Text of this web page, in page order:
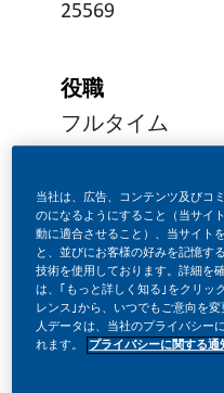
25569
役職
フルタイム
投稿日
04/15/2026
当社は、広告、コンテンツ及びコ
のになるようにすること（当サイ
動に適合させること）、当サイト
と、並びにお客様の好みを記憶す
技術を使用しております。詳細を
は、｢もっと詳しく知る｣をクリッ
レンス｣から、いつでもご意向を
人データは、当社のプライバシー
れます。
プライバシーに関する通